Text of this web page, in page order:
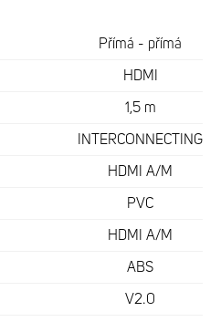
Přímá - přímá
HDMI
1,5 m
INTERCONNECTING
HDMI A/M
PVC
HDMI A/M
ABS
V2.0